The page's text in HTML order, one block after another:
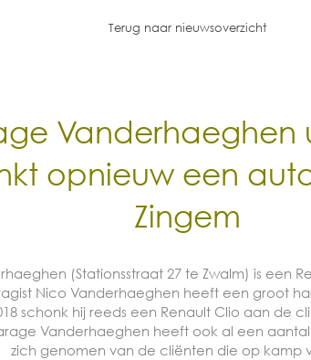
Terug naar nieuwsoverzicht
Vanderhaeghen
opnieuw een
Zingem
(Stationsstraat 27 te Zwalm) is een
Nico Vanderhaeghen heeft een groot
schonk hij reeds een Renault Clio aan de
Vanderhaeghen heeft ook al een
zich genomen van de cliënten die op kamp